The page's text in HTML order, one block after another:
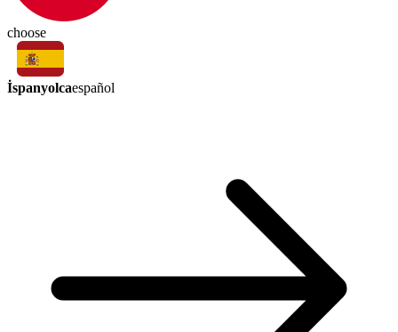
choose
İspanyolcaespañol